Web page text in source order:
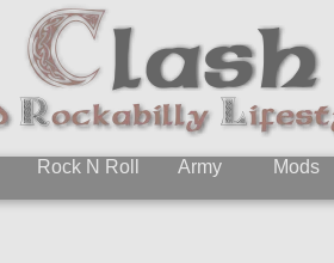
Rock N Roll Army Mods